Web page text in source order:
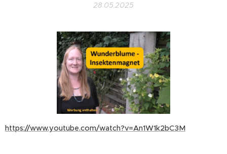
28.05.2025
https://www.youtube.com/watch?v=An1W1k2bC3M